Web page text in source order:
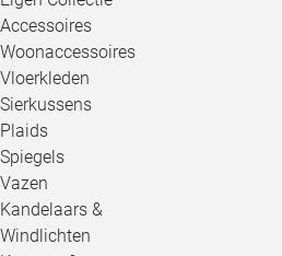
Accessoires
Woonaccessoires
Vloerkleden
Sierkussens
Plaids
Spiegels
Vazen
Kandelaars &
Windlichten